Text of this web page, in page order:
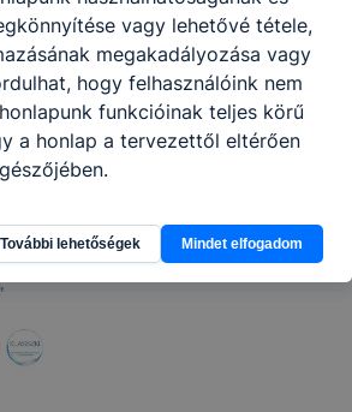
Partnereink
vagy lehetővé tétele,
megakadályozása vagy
hogy felhasználóink nem
funkcióinak teljes körű
a honlap a tervezettől eltérően
További lehetőségek Mindet elfogadom